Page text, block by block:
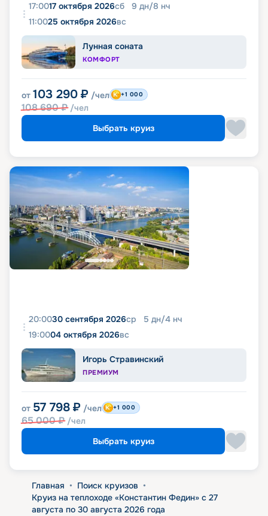
17:0017 октября 2026сб 9 дн/8 нч
11:0025 октября 2026вс
Лунная соната
КОМФОРТ
от 103 290 ₽ /чел
108 690₽ /чел
+1 000
Выбрать круиз
20:0030 сентября 2026ср 5 дн/4 нч
19:0004 октября 2026вс
Игорь Стравинский
ПРЕМИУМ
от 57 798 ₽ /чел
65 000₽ /чел
+1 000
Выбрать круиз
Главная • Поиск круизов •
Круиз на теплоходе «Константин Федин» с 27
августа по 30 августа 2026 года